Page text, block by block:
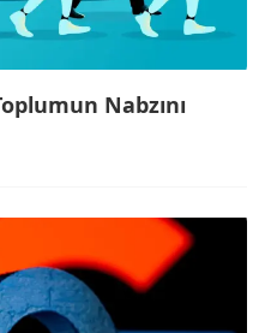
Nabzını